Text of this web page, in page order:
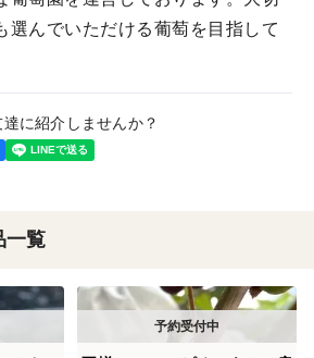
選んでいただける葡萄を目指して
に紹介しませんか？
一覧